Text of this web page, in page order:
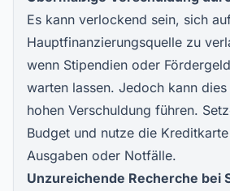
Es kann verlockend sein, sich
Hauptfinanzierungsquelle zu
wenn Stipendien oder
warten lassen. Jedoch kann
hohen Verschuldung führen.
Budget und nutze die
Ausgaben oder Notfälle.
Unzureichende Recherche bei